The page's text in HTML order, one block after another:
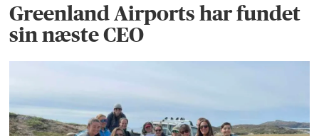
Greenland Airports har fundet
sin næste CEO